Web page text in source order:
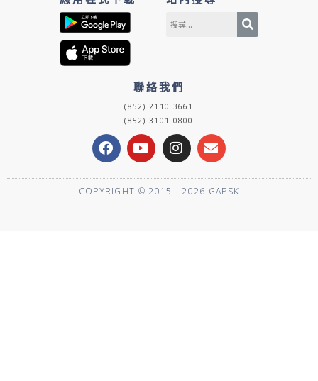
聯絡我們
(852) 2110 3661
(852) 3101 0800
F
a
c
e
b
Y
o
u
t
u
I
n
s
t
a
E
n
v
e
l
COPYRIGHT © 2015 - 2026 GAPSK